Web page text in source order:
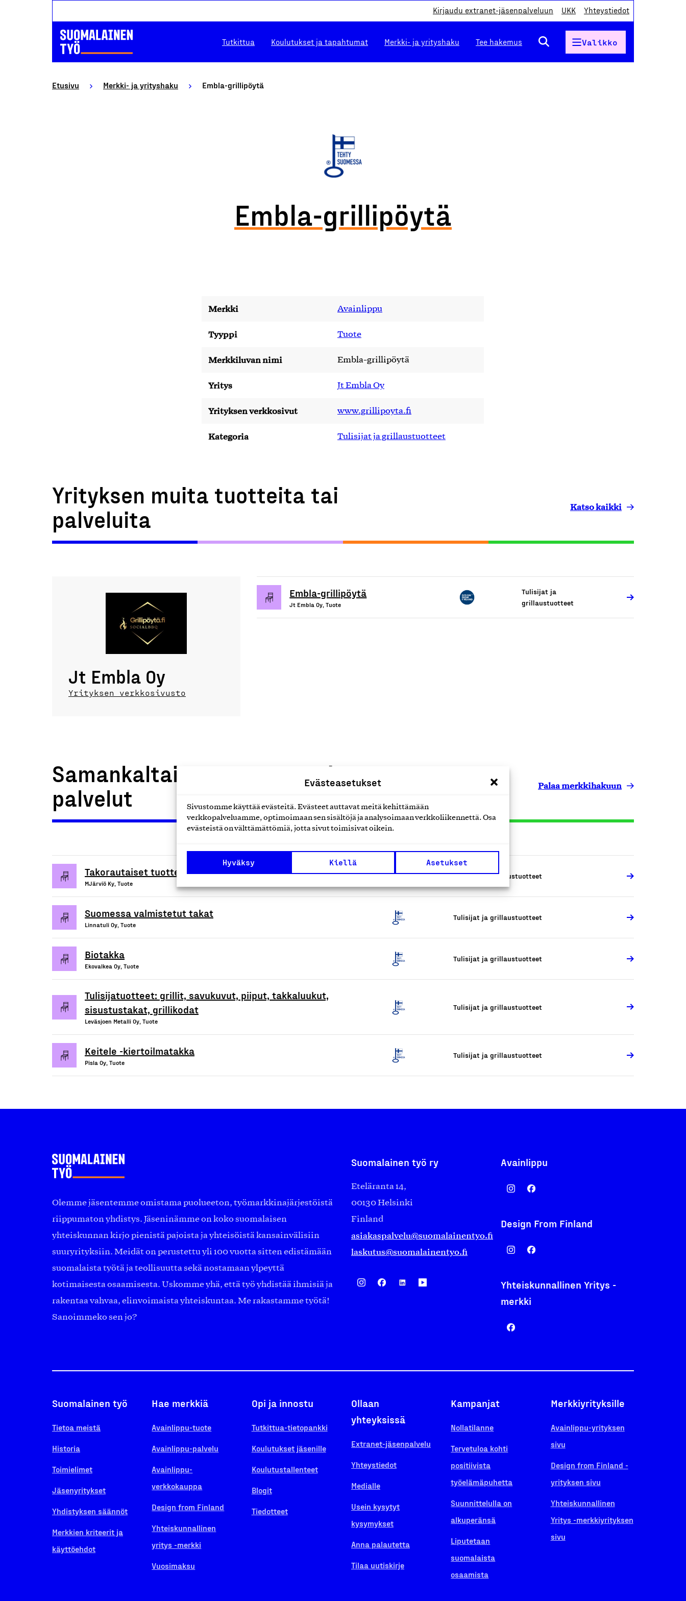
Evästeasetukset
Sivustomme käyttää evästeitä. Evästeet auttavat meitä kehittämään
verkkopalveluamme, optimoimaan sen sisältöjä ja analysoimaan verkkoliikennettä. Osa
evästeistä on välttämättömiä, jotta sivut toimisivat oikein.
Hyväksy Kiellä Asetukset
Kirjaudu extranet-jäsenpalveluun UKK Yhteystiedot
Tutkittua Koulutukset ja tapahtumat Merkki- ja yrityshaku Tee hakemus Valikko
Etusivu Merkki- ja yrityshaku Embla-grillipöytä
Embla-grillipöytä
Merkki Avainlippu
Tyyppi Tuote
Merkkiluvan nimi Embla-grillipöytä
Yritys Jt Embla Oy
Yrityksen verkkosivut www.grillipoyta.fi
Kategoria Tulisijat ja grillaustuotteet
Yrityksen muita tuotteita tai
palveluita
Katso kaikki
Jt Embla Oy
Yrityksen verkkosivusto
Embla-grillipöytä
Jt Embla Oy, Tuote
Tulisijat ja
grillaustuotteet
Samankaltaiset tuotteet tai
palvelut
Palaa merkkihakuun
Takorautaiset tuotteet (Takkatarvikkeet ja koukut)
MJärviö Ky, Tuote
Tulisijat ja grillaustuotteet
Suomessa valmistetut takat
Linnatuli Oy, Tuote
Tulisijat ja grillaustuotteet
Biotakka
Ekovalkea Oy, Tuote
Tulisijat ja grillaustuotteet
Tulisijatuotteet: grillit, savukuvut, piiput, takkaluukut,
sisustustakat, grillikodat
Leväsjoen Metalli Oy, Tuote
Tulisijat ja grillaustuotteet
Keitele -kiertoilmatakka
Pisla Oy, Tuote
Tulisijat ja grillaustuotteet
Olemme jäsentemme omistama puolueeton, työmarkkinajärjestöistä
riippumaton yhdistys. Jäseninämme on koko suomalaisen
yhteiskunnan kirjo pienistä pajoista ja yhteisöistä kansainvälisiin
suuryrityksiin. Meidät on perustettu yli 100 vuotta sitten edistämään
suomalaista työtä ja teollisuutta sekä nostamaan ylpeyttä
kotimaisesta osaamisesta. Uskomme yhä, että työ yhdistää ihmisiä ja
rakentaa vahvaa, elinvoimaista yhteiskuntaa. Me rakastamme työtä!
Sanoimmeko sen jo?
Suomalainen työ ry
Eteläranta 14,
00130 Helsinki
Finland
asiakaspalvelu@suomalainentyo.fi
laskutus@suomalainentyo.fi
Avainlippu
Design From Finland
Yhteiskunnallinen Yritys -
merkki
Suomalainen työ
Tietoa meistä
Historia
Toimielimet
Jäsenyritykset
Yhdistyksen säännöt
Merkkien kriteerit ja
käyttöehdot
Hae merkkiä
Avainlippu-tuote
Avainlippu-palvelu
Avainlippu-
verkkokauppa
Design from Finland
Yhteiskunnallinen
yritys -merkki
Vuosimaksu
Opi ja innostu
Tutkittua-tietopankki
Koulutukset jäsenille
Koulutustallenteet
Blogit
Tiedotteet
Ollaan
yhteyksissä
Extranet-jäsenpalvelu
Yhteystiedot
Medialle
Usein kysytyt
kysymykset
Anna palautetta
Tilaa uutiskirje
Kampanjat
Nollatilanne
Tervetuloa kohti
positiivista
työelämäpuhetta
Suunnittelulla on
alkuperänsä
Liputetaan
suomalaista
osaamista
Merkkiyrityksille
Avainlippu-yrityksen
sivu
Design from Finland -
yrityksen sivu
Yhteiskunnallinen
Yritys -merkkiyrityksen
sivu